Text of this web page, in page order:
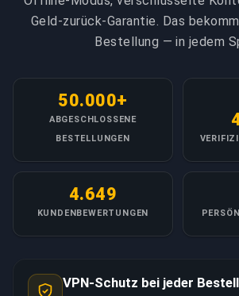
Geld-zurück-Garantie. Das
Bestellung — in jedem
ABGESCHLOSSENE
BESTELLUNGEN
50.000+
KUNDENBEWERTUNGEN
4.649
VPN-Schutz bei jeder